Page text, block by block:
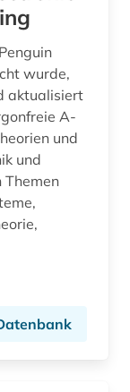
wurde,
aktualisiert
A-
und
und
Themen